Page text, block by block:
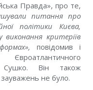
Правда», про те,
питання про
політики Києва,
критеріїв
повідомив і
Сушко. Він також
не було.